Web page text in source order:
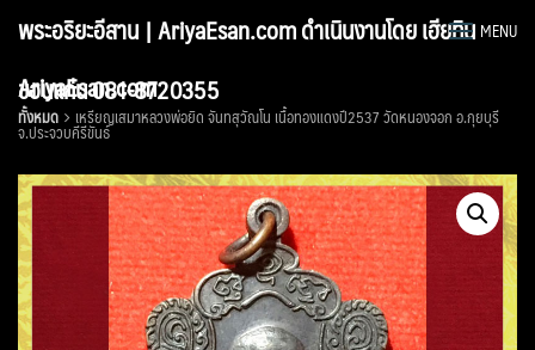
พระอริยะอีสาน | AriyaEsan.com ดำเนินงานโดย เฮียทิน
ขอนแก่น 081-8720355
MENU
AriyaEsan.com
ทั้งหมด เหรียญเสมาหลวงพ่อยิด จันทสุวัณโน เนื้อทองแดงปี2537 วัดหนองจอก อ.กุยบุรี
จ.ประจวบคีรีขันธ์